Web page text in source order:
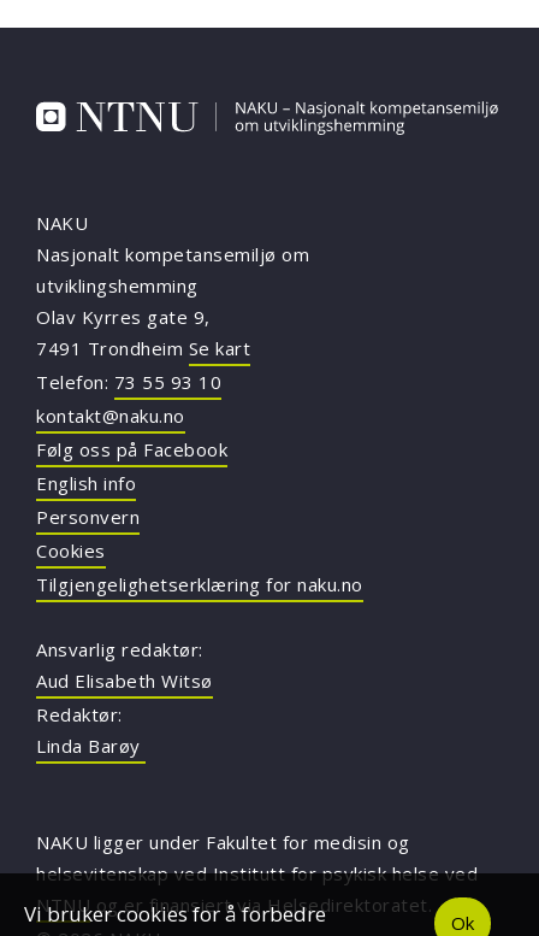
NAKU
Nasjonalt kompetansemiljø om
utviklingshemming
Olav Kyrres gate 9,
7491 Trondheim Se kart
Telefon: 73 55 93 10
kontakt@naku.no
Følg oss på Facebook
English info
Personvern
Cookies
Tilgjengelighetserklæring for naku.no
Ansvarlig redaktør:
Aud Elisabeth Witsø
Redaktør:
Linda Barøy
NAKU ligger under Fakultet for medisin og
helsevitenskap ved Institutt for psykisk helse ved
NTNUog er finansiert via Helsedirektoratet.
Vi bruker cookies for å forbedre
Ok